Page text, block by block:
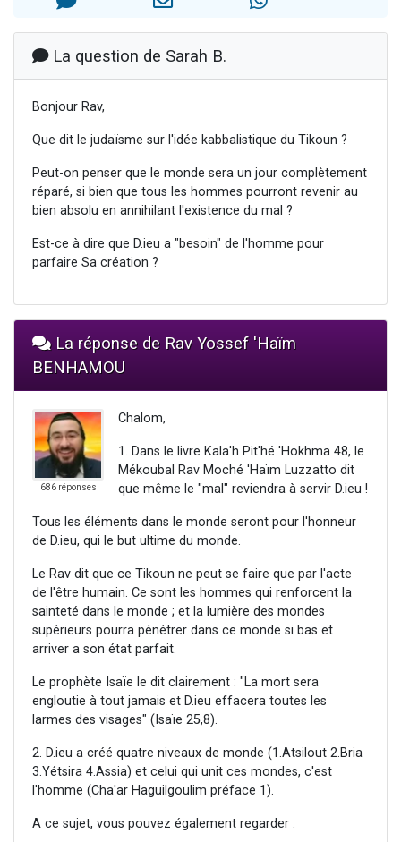
La question de Sarah B.
Bonjour Rav,
Que dit le judaïsme sur l'idée kabbalistique du Tikoun ?
Peut-on penser que le monde sera un jour complètement
réparé, si bien que tous les hommes pourront revenir au
bien absolu en annihilant l'existence du mal ?
Est-ce à dire que D.ieu a "besoin" de l'homme pour
parfaire Sa création ?
La réponse de Rav Yossef 'Haïm
BENHAMOU
686 réponses
Chalom,
1. Dans le livre Kala'h Pit'hé 'Hokhma 48, le
Mékoubal Rav Moché 'Haïm Luzzatto dit
que même le "mal" reviendra à servir D.ieu !
Tous les éléments dans le monde seront pour l'honneur
de D.ieu, qui le but ultime du monde.
Le Rav dit que ce Tikoun ne peut se faire que par l'acte
de l'être humain. Ce sont les hommes qui renforcent la
sainteté dans le monde ; et la lumière des mondes
supérieurs pourra pénétrer dans ce monde si bas et
arriver a son état parfait.
Le prophète Isaïe le dit clairement : "La mort sera
engloutie à tout jamais et D.ieu effacera toutes les
larmes des visages" (Isaïe 25,8).
2. D.ieu a créé quatre niveaux de monde (1.Atsilout 2.Bria
3.Yétsira 4.Assia) et celui qui unit ces mondes, c'est
l'homme (Cha'ar Haguilgoulim préface 1).
A ce sujet, vous pouvez également regarder :